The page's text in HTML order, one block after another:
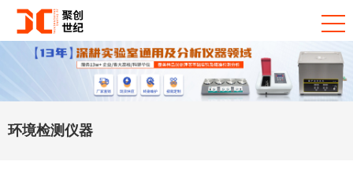
环境检测仪器